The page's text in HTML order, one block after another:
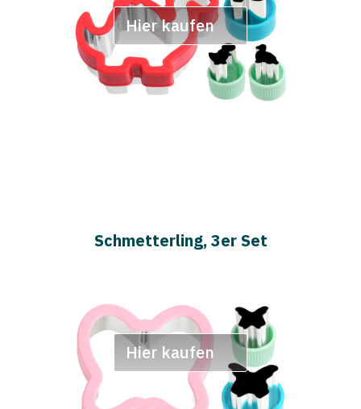
Hier kaufen
Schmetterling, 3er Set
Hier kaufen